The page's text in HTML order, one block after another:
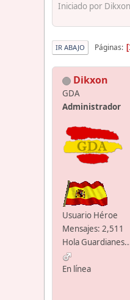
Iniciado por
IR ABAJO Páginas
Dikxon
GDA
Administrador
Usuario Héroe
Mensajes: 2,511
Hola
En línea